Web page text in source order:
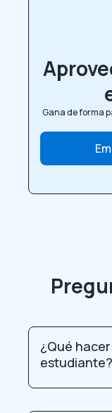
Gana de forma
¿Qué
estudiante?